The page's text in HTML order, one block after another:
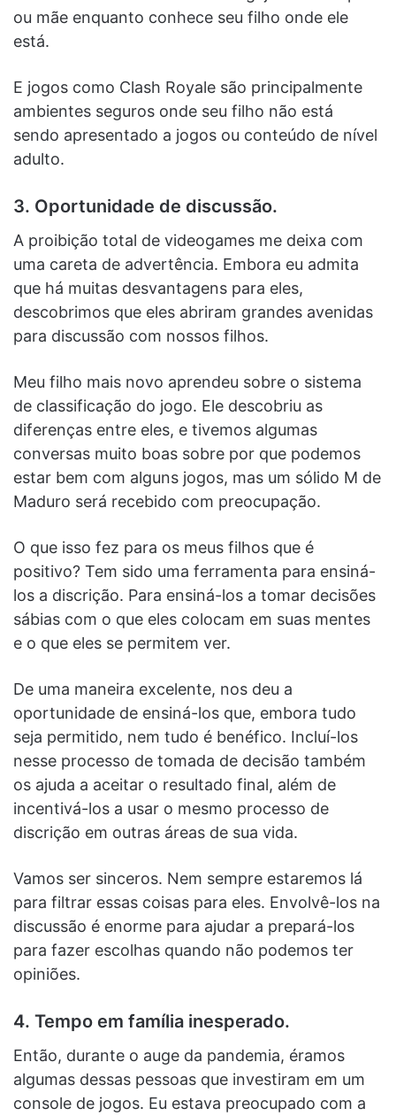
ou mãe enquanto conhece seu filho onde ele
está.
E jogos como Clash Royale são principalmente
ambientes seguros onde seu filho não está
sendo apresentado a jogos ou conteúdo de nível
adulto.
3. Oportunidade de discussão.
A proibição total de videogames me deixa com
uma careta de advertência. Embora eu admita
que há muitas desvantagens para eles,
descobrimos que eles abriram grandes avenidas
para discussão com nossos filhos.
Meu filho mais novo aprendeu sobre o sistema
de classificação do jogo. Ele descobriu as
diferenças entre eles, e tivemos algumas
conversas muito boas sobre por que podemos
estar bem com alguns jogos, mas um sólido M de
Maduro será recebido com preocupação.
O que isso fez para os meus filhos que é
positivo? Tem sido uma ferramenta para ensiná-
los a discrição. Para ensiná-los a tomar decisões
sábias com o que eles colocam em suas mentes
e o que eles se permitem ver.
De uma maneira excelente, nos deu a
oportunidade de ensiná-los que, embora tudo
seja permitido, nem tudo é benéfico. Incluí-los
nesse processo de tomada de decisão também
os ajuda a aceitar o resultado final, além de
incentivá-los a usar o mesmo processo de
discrição em outras áreas de sua vida.
Vamos ser sinceros. Nem sempre estaremos lá
para filtrar essas coisas para eles. Envolvê-los na
discussão é enorme para ajudar a prepará-los
para fazer escolhas quando não podemos ter
opiniões.
4. Tempo em família inesperado.
Então, durante o auge da pandemia, éramos
algumas dessas pessoas que investiram em um
console de jogos. Eu estava preocupado com a